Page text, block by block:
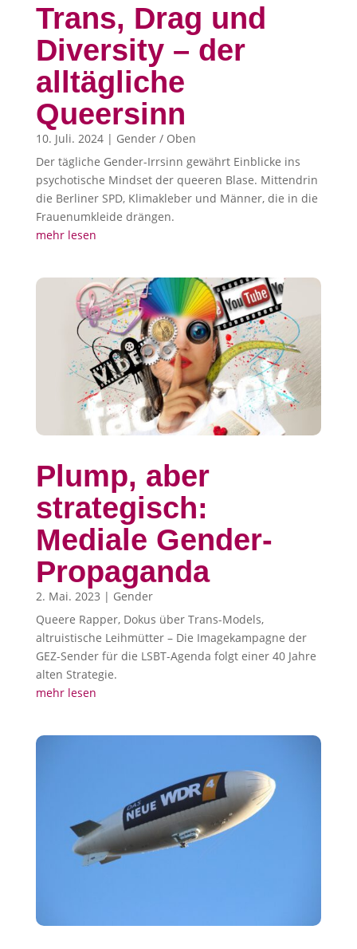
Trans, Drag und
Diversity – der
alltägliche
Queersinn
10. Juli. 2024| Gender / Oben
Der tägliche Gender-Irrsinn gewährt Einblicke ins
psychotische Mindset der queeren Blase. Mittendrin
die Berliner SPD, Klimakleber und Männer, die in die
Frauenumkleide drängen.
mehr lesen
Plump, aber
strategisch:
Mediale Gender-
Propaganda
2. Mai. 2023 | Gender
Queere Rapper, Dokus über Trans-Models,
altruistische Leihmütter – Die Imagekampagne der
GEZ-Sender für die LSBT-Agenda folgt einer 40 Jahre
alten Strategie.
mehr lesen